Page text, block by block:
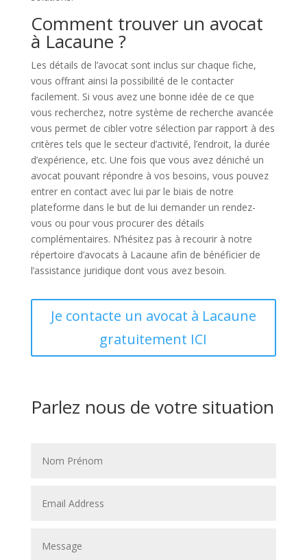
Comment trouver un avocat
à Lacaune ?
Les détails de l’avocat sont inclus sur chaque fiche,
vous offrant ainsi la possibilité de le contacter
facilement. Si vous avez une bonne idée de ce que
vous recherchez, notre système de recherche avancée
vous permet de cibler votre sélection par rapport à des
critères tels que le secteur d’activité, l’endroit, la durée
d’expérience, etc. Une fois que vous avez déniché un
avocat pouvant répondre à vos besoins, vous pouvez
entrer en contact avec lui par le biais de notre
plateforme dans le but de lui demander un rendez-
vous ou pour vous procurer des détails
complémentaires. N’hésitez pas à recourir à notre
répertoire d’avocats à Lacaune afin de bénéficier de
l’assistance juridique dont vous avez besoin.
Je contacte un avocat à Lacaune
gratuitement ICI
Parlez nous de votre situation